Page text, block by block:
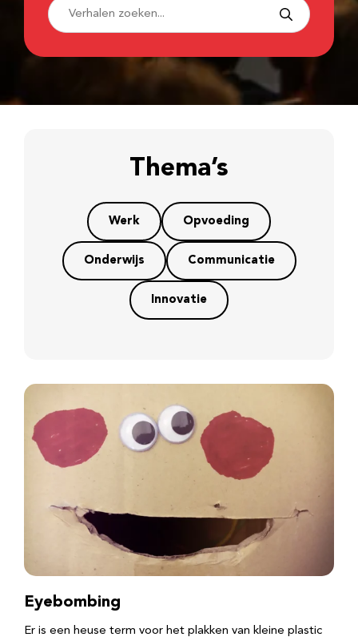
Thema’s
Werk Opvoeding
Onderwijs Communicatie
Innovatie
Eyebombing
Er is een heuse term voor het plakken van kleine plastic